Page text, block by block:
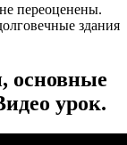
переоценены.
здания
основные
урок.